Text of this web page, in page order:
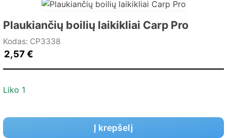
Plaukiančių boilių laikikliai Carp Pro
Kodas: CP3338
2,57 €
Liko 1
Į krepšelį